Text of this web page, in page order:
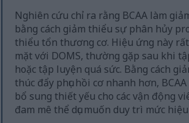
Nghiên cứu chỉ ra rằng BCAA làm
bằng cách giảm thiểu sự phân hủy
thiểu tổn thương cơ. Hiệu ứng này
mặt với DOMS, thường gặp sau khi
hoặc tập luyện quá sức. Bằng cách
thúc đẩy phục hồi cơ nhanh hơn,
bổ sung thiết yếu cho các vận động
đam mê thể dục muốn duy trì mức